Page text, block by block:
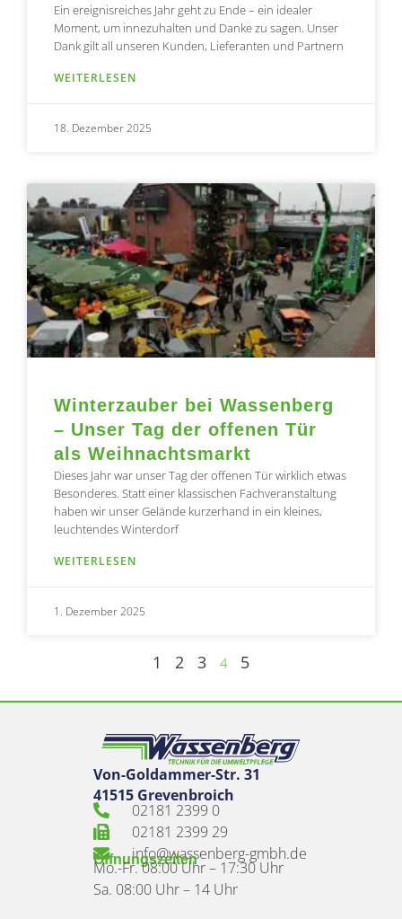
Ein ereignisreiches Jahr geht zu Ende – ein idealer
Moment, um innezuhalten und Danke zu sagen. Unser
Dank gilt all unseren Kunden, Lieferanten und Partnern
WEITERLESEN
18. Dezember 2025
Winterzauber bei Wassenberg
– Unser Tag der offenen Tür
als Weihnachtsmarkt
Dieses Jahr war unser Tag der offenen Tür wirklich etwas
Besonderes. Statt einer klassischen Fachveranstaltung
haben wir unser Gelände kurzerhand in ein kleines,
leuchtendes Winterdorf
WEITERLESEN
1. Dezember 2025
1 2 3 4 5
Von-Goldammer-Str. 31
41515 Grevenbroich
02181 2399 0
02181 2399 29
info@wassenberg-gmbh.de
Öffnungszeiten
Mo.-Fr. 08:00 Uhr – 17:30 Uhr
Sa. 08:00 Uhr – 14 Uhr